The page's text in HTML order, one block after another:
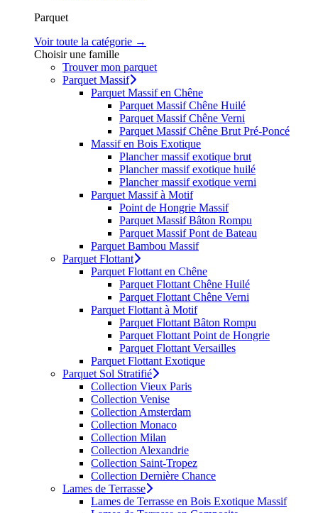
Parquet
Voir toute la catégorie →
Choisir une famille
Trouver mon parquet
Parquet Massif
Parquet Massif en Chêne
Parquet Massif Chêne Huilé
Parquet Massif Chêne Verni
Parquet Massif Chêne Brut Pré-Poncé
Massif en Bois Exotique
Plancher massif exotique brut
Plancher massif exotique huilé
Plancher massif exotique verni
Parquet Massif à Motif
Point de Hongrie Massif
Parquet Massif Bâton Rompu
Parquet Massif Pont de Bateau
Parquet Bambou Massif
Parquet Flottant
Parquet Flottant en Chêne
Parquet Flottant Chêne Huilé
Parquet Flottant Chêne Verni
Parquet Flottant à Motif
Parquet Flottant Bâton Rompu
Parquet Flottant Point de Hongrie
Parquet Flottant Versailles
Parquet Flottant Exotique
Parquet Sol Stratifié
Collection Vieux Paris
Collection Venise
Collection Amsterdam
Collection Monaco
Collection Milan
Collection Alexandrie
Collection Saint-Tropez
Collection Dernière Chance
Lames de Terrasse
Lames de Terrasse en Bois Exotique Massif